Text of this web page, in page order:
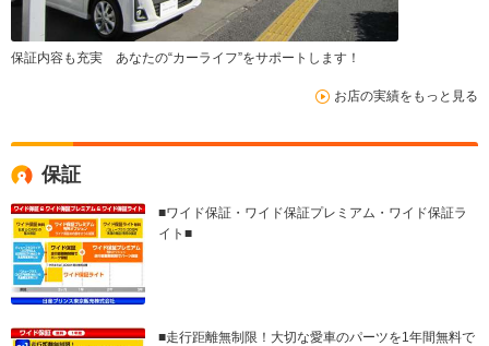
保証内容も充実 あなたの“カーライフ”をサポートします！
お店の実績をもっと見る
保証
■ワイド保証・ワイド保証プレミアム・ワイド保証ラ
イト■
■走行距離無制限！大切な愛車のパーツを1年間無料で